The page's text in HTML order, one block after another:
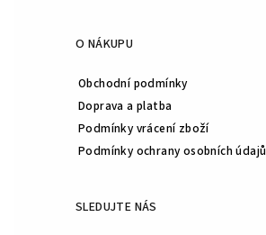
O NÁKUPU
Obchodní podmínky
Doprava a platba
Podmínky vrácení zboží
Podmínky ochrany osobních údajů
SLEDUJTE NÁS